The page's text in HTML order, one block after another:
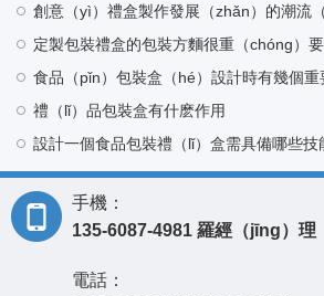
禮（lǐ）品包裝盒有什麽作用
設計一個食品包裝禮（lǐ）盒需具備哪些技
手機：
135-6087-4981 羅經（jīng）理
電話：